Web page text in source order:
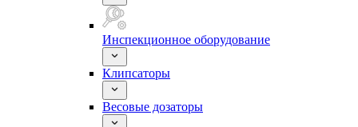
Инспекционное оборудование
Клипсаторы
Весовые дозаторы